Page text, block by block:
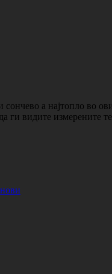
а најтопло во
ги видите измерените